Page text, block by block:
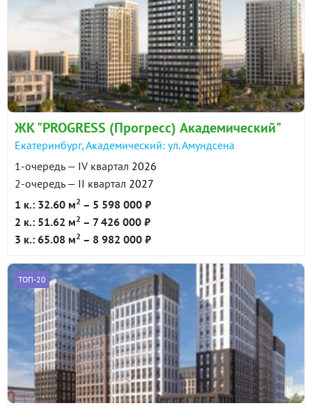
ЖК "PROGRESS (Прогресс) Академический"
Екатеринбург, Академический: ул. Амундсена
1-очередь — IV квартал 2026
2-очередь — II квартал 2027
1 к.: 32.60 м2 – 5 598 000 ₽
2 к.: 51.62 м2 – 7 426 000 ₽
3 к.: 65.08 м2 – 8 982 000 ₽
ТОП-20